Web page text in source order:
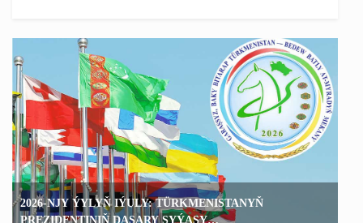
2026-NJY ÝYLYŇ IÝULY: TÜRKMENISTANYŇ
PREZIDENTINIŇ DAŞARY SYÝASY